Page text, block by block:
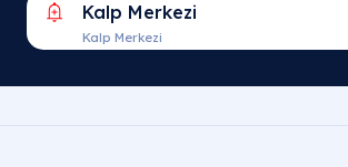
Kalp Merkezi
Kalp Merkezi